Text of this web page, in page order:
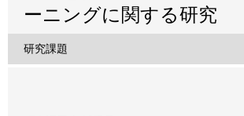
ーニングに関する研究
研究課題